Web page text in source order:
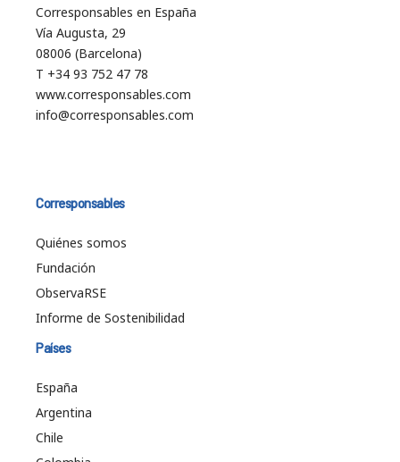
Corresponsables en España
Vía Augusta, 29
08006 (Barcelona)
T +34 93 752 47 78
www.corresponsables.com
info@corresponsables.com
Corresponsables
Quiénes somos
Fundación
ObservaRSE
Informe de Sostenibilidad
Países
España
Argentina
Chile